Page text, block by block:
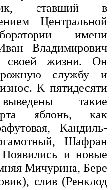
ставший в
Центральной
имени
Владимирович
своей жизни. Он
службу и
К пятидесяти
такие
яблонь, как
Кандиль-
Шафран
и новые
Мичурина, Бере
слив (Ренклод